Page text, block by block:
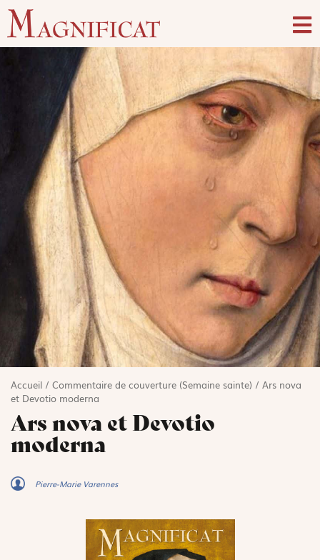
Accueil / Commentaire de couverture (Semaine sainte) / Ars nova
et Devotio moderna
Ars nova et Devotio
moderna
Pierre-Marie Varennes